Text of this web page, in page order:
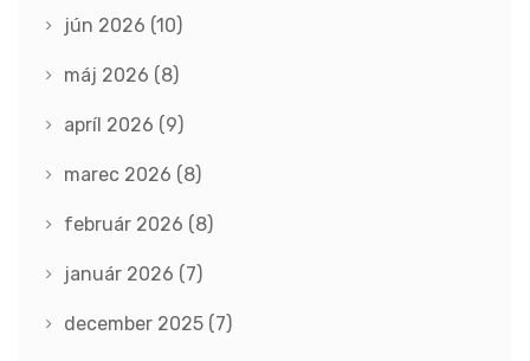
jún 2026 (10)
máj 2026 (8)
apríl 2026 (9)
marec 2026 (8)
február 2026 (8)
január 2026 (7)
december 2025 (7)